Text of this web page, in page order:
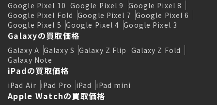
Google Pixel 10 Google Pixel 9 Google Pixel 8
Google Pixel Fold Google Pixel 7 Google Pixel 6
Google Pixel 5 Google Pixel 4 Google Pixel 3
Galaxyの買取価格
Galaxy A Galaxy S Galaxy Z Flip Galaxy Z Fold
Galaxy Note
iPadの買取価格
iPad Air iPad Pro iPad iPad mini
Apple Watchの買取価格